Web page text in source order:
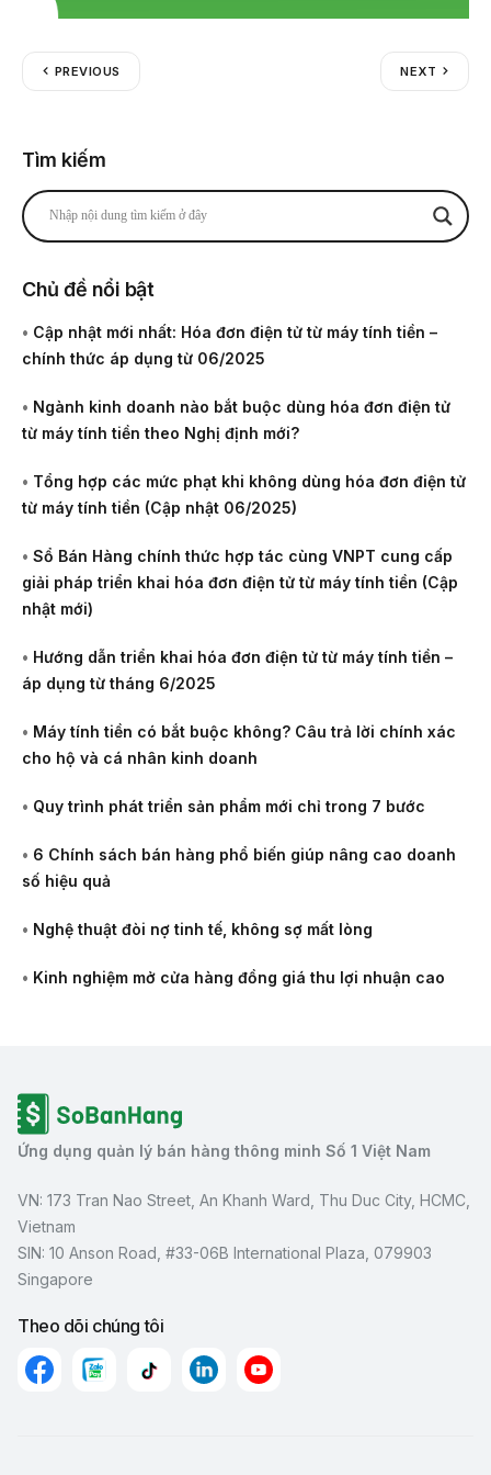
PREVIOUS NEXT
Tìm kiếm
Chủ đề nổi bật
• Cập nhật mới nhất: Hóa đơn điện tử từ máy tính tiền –
chính thức áp dụng từ 06/2025
• Ngành kinh doanh nào bắt buộc dùng hóa đơn điện tử
từ máy tính tiền theo Nghị định mới?
• Tổng hợp các mức phạt khi không dùng hóa đơn điện tử
từ máy tính tiền (Cập nhật 06/2025)
• Sổ Bán Hàng chính thức hợp tác cùng VNPT cung cấp
giải pháp triển khai hóa đơn điện tử từ máy tính tiền (Cập
nhật mới)
• Hướng dẫn triển khai hóa đơn điện tử từ máy tính tiền –
áp dụng từ tháng 6/2025
• Máy tính tiền có bắt buộc không? Câu trả lời chính xác
cho hộ và cá nhân kinh doanh
• Quy trình phát triển sản phẩm mới chỉ trong 7 bước
• 6 Chính sách bán hàng phổ biến giúp nâng cao doanh
số hiệu quả
• Nghệ thuật đòi nợ tinh tế, không sợ mất lòng
• Kinh nghiệm mở cửa hàng đồng giá thu lợi nhuận cao
Ứng dụng quản lý bán hàng thông minh Số 1 Việt Nam
VN: 173 Tran Nao Street, An Khanh Ward, Thu Duc City, HCMC,
Vietnam
SIN: 10 Anson Road, #33-06B International Plaza, 079903
Singapore
Theo dõi chúng tôi